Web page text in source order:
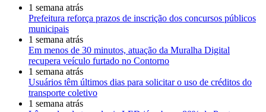
1 semana atrás
Prefeitura reforça prazos de inscrição dos concursos públicos
municipais
1 semana atrás
Em menos de 30 minutos, atuação da Muralha Digital
recupera veículo furtado no Contorno
1 semana atrás
Usuários têm últimos dias para solicitar o uso de créditos do
transporte coletivo
1 semana atrás